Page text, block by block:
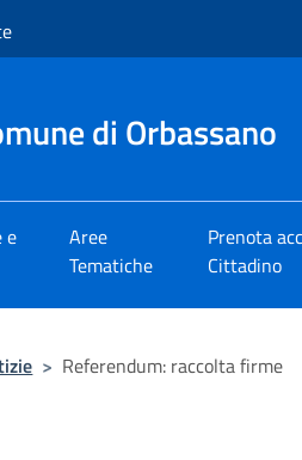
di Orbassano
e
Aree
Tematiche
Prenota
Cittadino
> Referendum: raccolta firme